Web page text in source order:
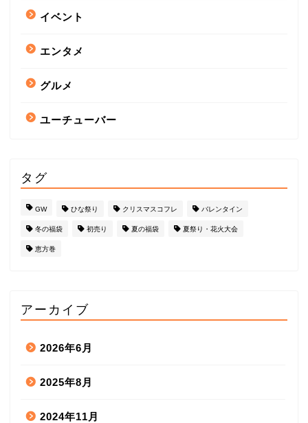
イベント
エンタメ
グルメ
ユーチューバー
タグ
GW ひな祭り クリスマスコフレ バレンタイン
冬の福袋 初売り 夏の福袋 夏祭り・花火大会
恵方巻
アーカイブ
2026年6月
2025年8月
2024年11月